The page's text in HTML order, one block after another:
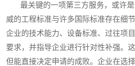
最关键的一项第三方服务，或许是
威的工程标准与许多国际标准存在细
企业的技术能力、设备标准、过往项
要求，并指导企业进行针对性补强。
但能直接决定申请的成败。企业在选